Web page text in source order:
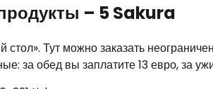
– 5 Sakura
Тут можно заказать
за обед вы заплатите 13 евро, за